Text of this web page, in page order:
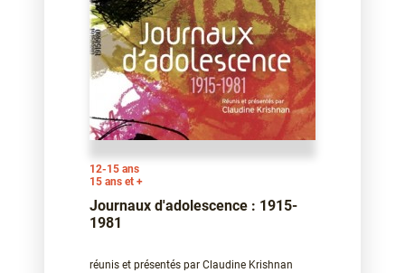
12-15 ans
15 ans et +
Journaux d'adolescence : 1915-
1981
réunis et présentés par Claudine Krishnan